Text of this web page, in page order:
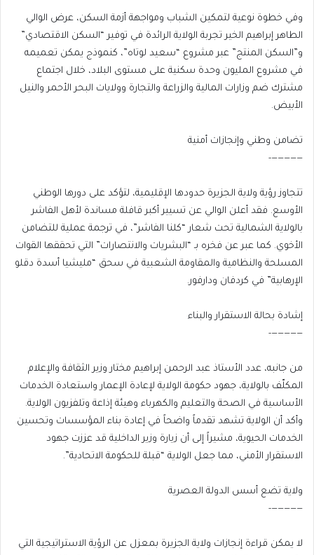
وفي خطوة نوعية لتمكين الشباب ومواجهة أزمة السكن، عرض الوالي
الطاهر إبراهيم الخير تجربة الولاية الرائدة في توفير “السكن الاقتصادي”
و”السكن المنتج” عبر مشروع “سعيد لوتاه”، كنموذج يمكن تعميمه
في مشروع المليون وحدة سكنية على مستوى البلاد، خلال اجتماع
مشترك ضم وزارات المالية والزراعة والتجارة وولايات البحر الأحمر والنيل
الأبيض.
تضامن وطني وإنجازات أمنية
—————-
تتجاوز رؤية ولاية الجزيرة حدودها الإقليمية، لتؤكد على دورها الوطني
الأوسع. فقد أعلن الوالي عن تسيير أكبر قافلة مساندة لأهل الفاشر
بالولاية الشمالية تحت شعار “كلنا الفاشر”، في ترجمة عملية للتضامن
الأخوي. كما عبر عن فخره بـ “البشريات والانتصارات” التي تحققها القوات
المسلحة والنظامية والمقاومة الشعبية في سحق “مليشيا أسدة دقلو
الإرهابية” في كردفان ودارفور.
إشادة بحالة الاستقرار والبناء
—————-
من جانبه، عدد الأستاذ عبد الرحمن إبراهيم مختار وزير الثقافة والإعلام
المكلّف بالولاية، جهود حكومة الولاية لإعادة الإعمار واستعادة الخدمات
الأساسية في الصحة والتعليم والكهرباء وهيئة إذاعة وتلفزيون الولاية.
وأكد أن الولاية تشهد تقدماً واضحاً في إعادة بناء المؤسسات وتحسين
الخدمات الحيوية، مشيراً إلى أن زيارة وزير الداخلية قد عززت جهود
الاستقرار الأمني، مما جعل الولاية “قبلة للحكومة الاتحادية”.
ولاية تضع أسس الدولة العصرية
—————-
لا يمكن قراءة إنجازات ولاية الجزيرة بمعزل عن الرؤية الاستراتيجية التي